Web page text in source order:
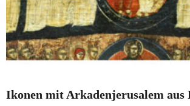
Ikonen mit Arkadenjerusalem aus